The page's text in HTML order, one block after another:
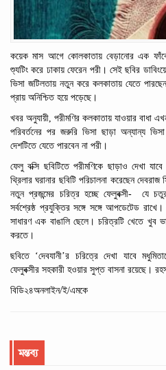
কয়েক মাস আগে কোলকাতায় বেড়ানোর এক
শ্যুটিং করে ঢাকায় ফেরেন পরী। সেই ছবির
ভিসা জটিলতায় নতুন করে কলকাতায় যেতে পারছেন
প্রায় অনিশ্চিত হয়ে পড়েছে।
খবর অনুযায়ী, পরীমণির কলকাতায় যাওয়ার বাধা
পরিবর্তনের পর জরুরি ভিসা ছাড়া অন্যান্য ভিসা
দেশটিতে যেতে পারবেন না পরী।
ফেলু বক্সি ছবিটিতে পরীমণিকে ছাড়াও দেখা যাবে
থ্রিলার ঘরানার ছবিটি পরিচালনা করেছেন দেবরাজ
নতুন প্রজন্মের চরিত্র হচ্ছে ফেলুবক্সী- যে
সর্বশ্রেষ্ঠ প্রযুক্তির সঙ্গে সঙ্গে আপডেটেড রাখে।
সাধারণ এক বাঙালি ছেলে। চরিত্রটি খেতে খুব
করতে।
ছবিতে‘দেবযানী’র চরিত্রে দেখা যাবে
ফেলুবক্সীর সহকারী হওয়ার সুপ্ত বাসনা রয়েছে।
বিডি২৪অনলাইন/ই/এমকে
মন্তব্য